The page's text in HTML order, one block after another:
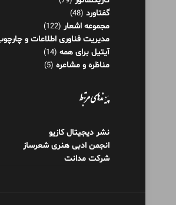
پیوندهای مرتبط
نشر دیجیتال کازیو
انجمن ادبی هنری شعرساز